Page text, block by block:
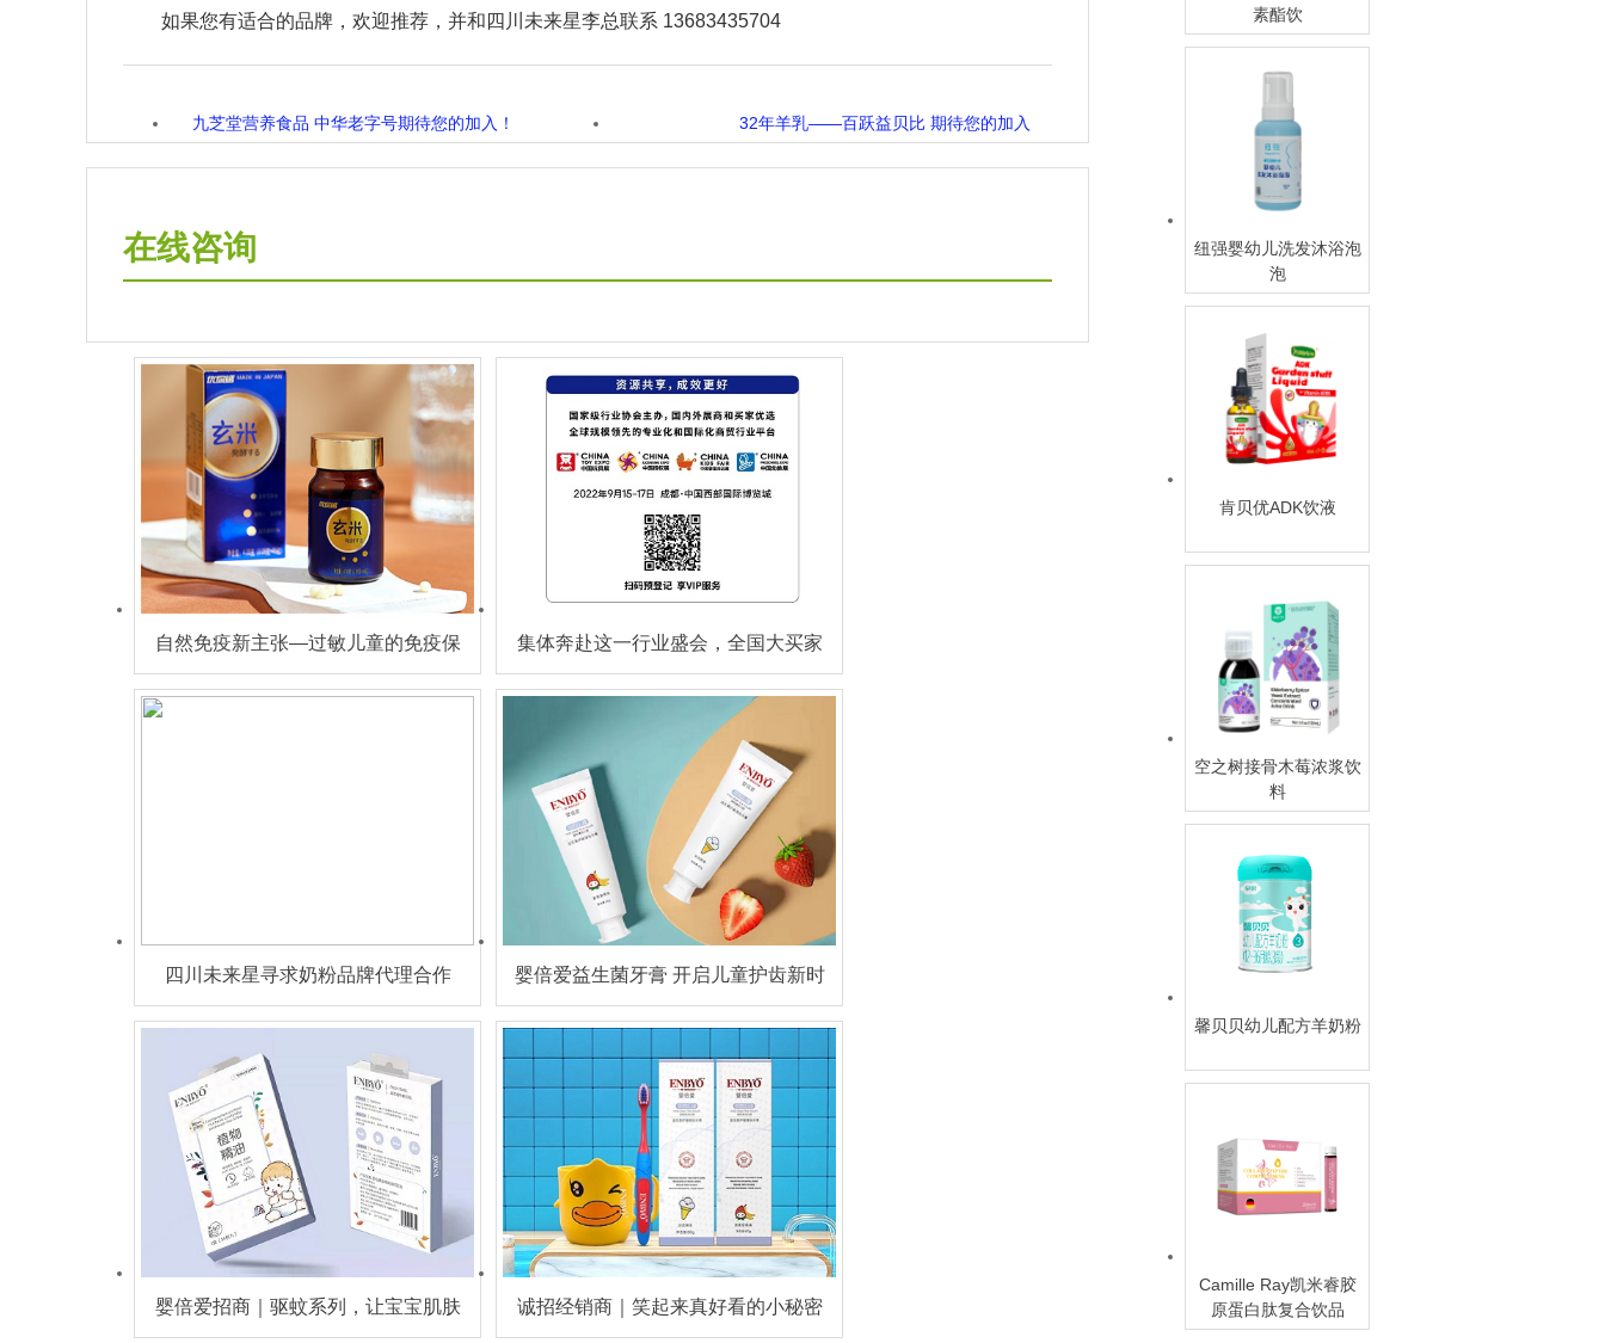
如果您有适合的品牌，欢迎推荐，并和四川未来星李总联系 13683435704
九芝堂营养食品 中华老字号期待您的加入！ 32年羊乳——百跃益贝比 期待您的加入
在线咨询
素酯饮
纽强婴幼儿洗发沐浴泡
泡
肯贝优ADK饮液
空之树接骨木莓浓浆饮
料
馨贝贝幼儿配方羊奶粉
Camille Ray凯米睿胶
原蛋白肽复合饮品
自然免疫新主张—过敏儿童的免疫保
障 想增量的经销商都盯上了TA!
集体奔赴这一行业盛会，全国大买家
有话说！
四川未来星寻求奶粉品牌代理合作 婴倍爱益生菌牙膏 开启儿童护齿新时
代
婴倍爱招商｜驱蚊系列，让宝宝肌肤 诚招经销商｜笑起来真好看的小秘密